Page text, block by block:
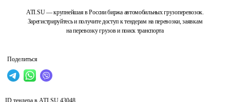
ATI.SU — крупнейшая в России биржа автомобильных грузоперевозок.
Зарегистрируйтесь и получите доступ к тендерам на перевозки, заявкам
на перевозку грузов и поиск транспорта
Поделиться
ID тендера в ATI.SU 43048